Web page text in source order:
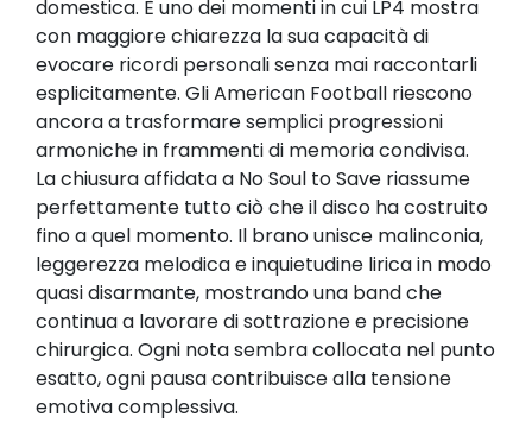
domestica. È uno dei momenti in cui LP4 mostra
con maggiore chiarezza la sua capacità di
evocare ricordi personali senza mai raccontarli
esplicitamente. Gli American Football riescono
ancora a trasformare semplici progressioni
armoniche in frammenti di memoria condivisa.
La chiusura affidata a No Soul to Save riassume
perfettamente tutto ciò che il disco ha costruito
fino a quel momento. Il brano unisce malinconia,
leggerezza melodica e inquietudine lirica in modo
quasi disarmante, mostrando una band che
continua a lavorare di sottrazione e precisione
chirurgica. Ogni nota sembra collocata nel punto
esatto, ogni pausa contribuisce alla tensione
emotiva complessiva.